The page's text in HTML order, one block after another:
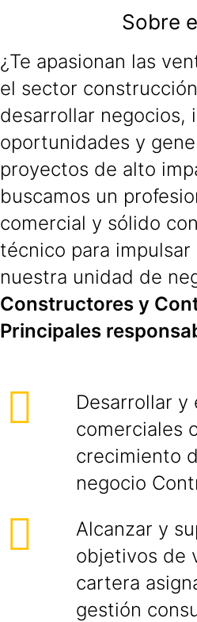
Sobre
¿Te apasionan las
el sector
desarrollar negocios,
oportunidades y
proyectos de alto
buscamos un
comercial y sólido
técnico para
nuestra unidad de
Constructores y
Principales
Desarrollar y
comerciales
crecimiento
negocio
Alcanzar y
objetivos de
cartera
gestión